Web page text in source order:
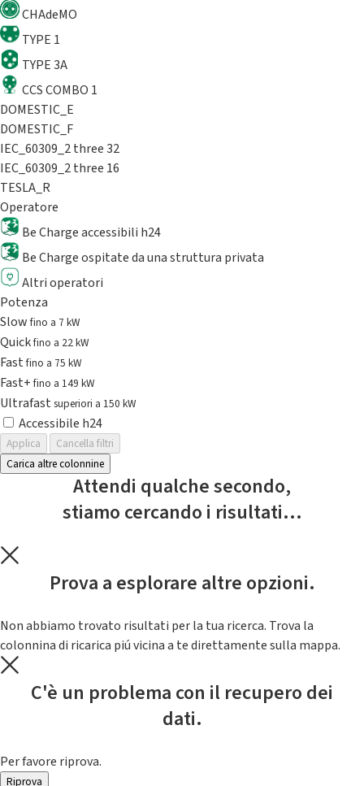
CHAdeMO
TYPE 1
TYPE 3A
CCS COMBO 1
DOMESTIC_E
DOMESTIC_F
IEC_60309_2 three 32
IEC_60309_2 three 16
TESLA_R
Operatore
Be Charge accessibili h24
Be Charge ospitate da una struttura privata
Altri operatori
Potenza
Slowfino a 7 kW
Quickfino a 22 kW
Fastfino a 75 kW
Fast+fino a 149 kW
Ultrafast superiori a 150 kW
Accessibile h24
Applica
Cancella filtri
Carica altre colonnine
Attendi qualche secondo,
stiamo cercando i risultati...
Prova a esplorare altre opzioni.
Non abbiamo trovato risultati per la tua ricerca. Trova la
colonnina di ricarica piú vicina a te direttamente sulla mappa.
C'è un problema con il recupero dei
dati.
Per favore riprova.
Riprova